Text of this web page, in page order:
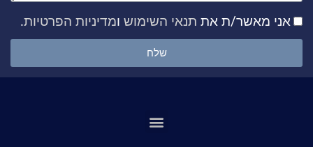
אני מאשר/ת את תנאי השימוש ומדיניות הפרטיות.
שלח